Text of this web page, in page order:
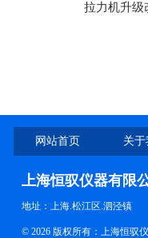
拉力机升级
网站首页 关
上海恒驭仪器有限
地址：上海.松江区.泗泾镇
© 2026 版权所有：上海恒驭